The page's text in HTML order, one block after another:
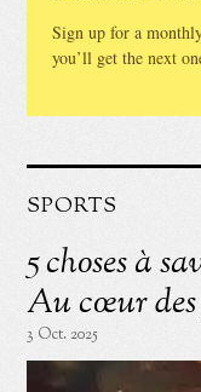
Sign up for a
you’ll get the next
SPORTS
5 choses à
Au cœur
3 Oct. 2025